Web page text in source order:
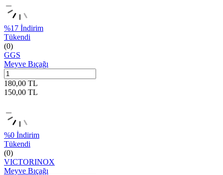
%17 İndirim
Tükendi
(0)
GGS
Meyve Bıçağı
180,00 TL
150,00 TL
%0 İndirim
Tükendi
(0)
VICTORINOX
Meyve Bıçağı